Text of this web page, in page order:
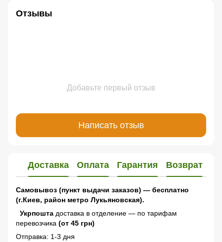
Отзывы
Добавьте первый отзыв
Написать отзыв
Доставка Оплата Гарантия Возврат
Самовывоз (пункт выдачи заказов) — бесплатно
(г.Киев, район метро Лукьяновская).
Укрпошта доставка в отделение — по тарифам
перевозчика (от 45 грн)
Отправка: 1-3 дня